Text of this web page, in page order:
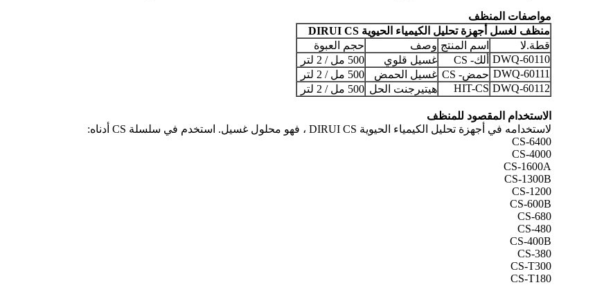
مواصفات المنظف
منظف ​​لغسل أجهزة تحليل الكيمياء الحيوية DIRUI CS
قطة.لا
اسم المنتج وصف
حجم العبوة
DWQ-60110 ألك- CS غسيل قلوي
500 مل / 2 لتر
DWQ-60111 حمض- CS غسيل الحمض
500 مل / 2 لتر
DWQ-60112
HIT-CS هيتيرجنت الحل 500 مل / 2 لتر
الاستخدام المقصود للمنظف
لاستخدامه في أجهزة تحليل الكيمياء الحيوية DIRUI CS ، فهو محلول غسيل.
استخدم في سلسلة CS أدناه:
CS-6400
CS-4000
CS-1600A
CS-1300B
CS-1200
CS-600B
CS-680
CS-480
CS-400B
CS-380
CS-T300
CS-T180